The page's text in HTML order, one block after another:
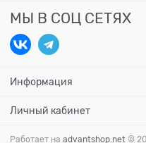
МЫ В СОЦ СЕТЯХ
Информация
Личный кабинет
Работает на advantshop.net ©